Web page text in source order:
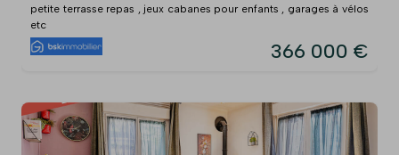
petite terrasse repas , jeux cabanes pour enfants , garages à vélos
etc
366 000 €